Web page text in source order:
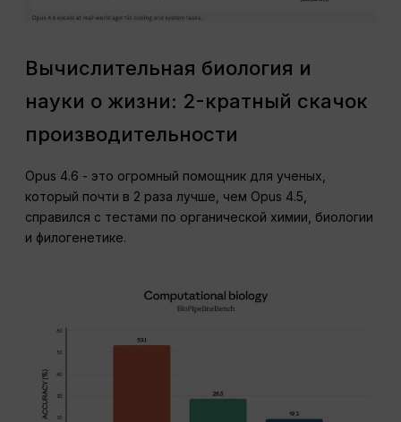
Вычислительная биология и
науки о жизни: 2-кратный скачок
производительности
Opus 4.6 - это огромный помощник для ученых,
который почти в 2 раза лучше, чем Opus 4.5,
справился с тестами по органической химии, биологии
и филогенетике.